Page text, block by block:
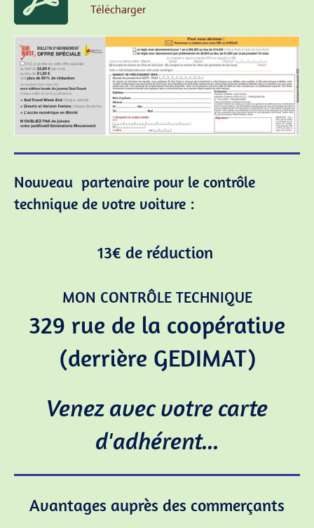
Télécharger
Nouveau partenaire pour le contrôle
technique de votre voiture :
13€ de réduction
MON CONTRÔLE TECHNIQUE
329 rue de la coopérative
(derrière GEDIMAT)
Venez avec votre carte
d'adhérent...
Avantages auprès des commerçants